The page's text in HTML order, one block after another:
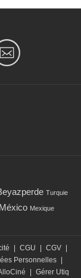
Turquie
Mexique
CGU CGV
Personnelles
Gérer Utiq